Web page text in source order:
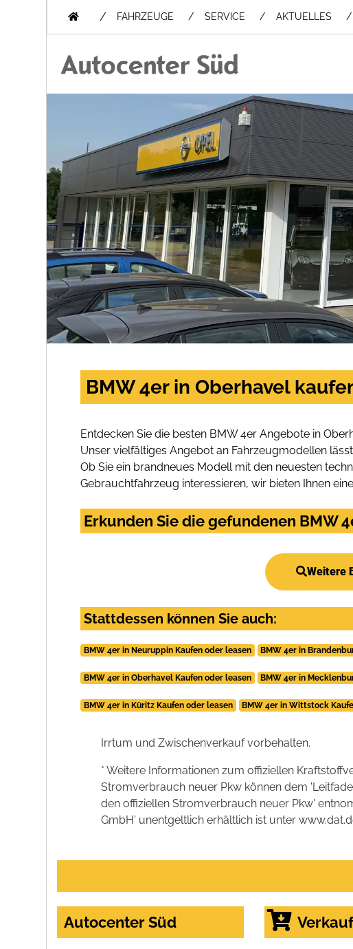
/ FAHRZEUGE SERVICE AKTUELLES
BMW 4er in Oberhavel
Entdecken Sie die besten BMW 4er Angebote in
Unser vielfältiges Angebot an Fahrzeugmodellen
Ob Sie ein brandneues Modell mit den neuesten
Gebrauchtfahrzeug interessieren, wir bieten Ihnen
Erkunden Sie die gefundenen BMW
Weitere
Stattdessen können Sie auch:
BMW 4er in Neuruppin Kaufen oder leasen BMW 4er in
BMW 4er in Oberhavel Kaufen oder leasen BMW 4er in
BMW 4er in Küritz Kaufen oder leasen BMW 4er in Wittstock
Irrtum und Zwischenverkauf vorbehalten.
* Weitere Informationen zum offiziellen
Stromverbrauch neuer Pkw können dem
den offiziellen Stromverbrauch neuer Pkw'
GmbH' unentgeltlich erhältlich ist unter
Autocenter Süd